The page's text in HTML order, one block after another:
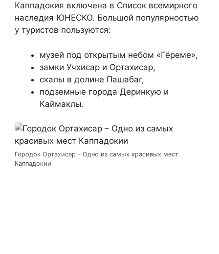
Каппадокия включена в Список всемирного
наследия ЮНЕСКО. Большой популярностью
у туристов пользуются:
музей под открытым небом «Гёреме»,
замки Учхисар и Ортахисар,
скалы в долине Пашабаг,
подземные города Деринкую и
Каймаклы.
Городок Ортахисар – Одно из самых красивых мест
Каппадокии